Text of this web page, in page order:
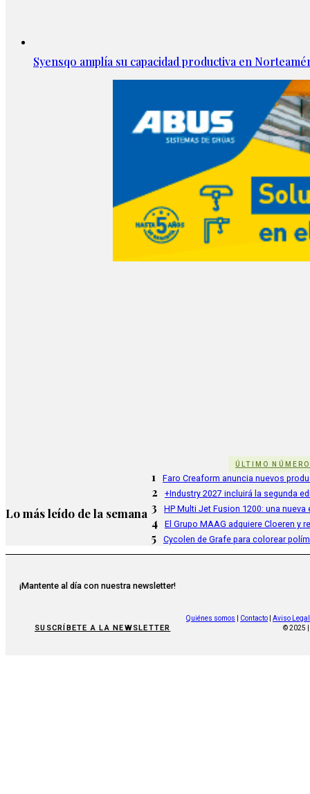
Syensqo amplía su capacidad productiva en
ÚLTIMO NÚMERO
Lo más leído de la semana
1 Faro Creaform anuncia nuevos
2 +Industry 2027 incluirá la segunda
3 HP Multi Jet Fusion 1200: una
4 El Grupo MAAG adquiere Cloeren
5 Cycolen de Grafe para colorear
¡Mantente al día con nuestra newsletter!
SUSCRÍBETE A LA NEWSLETTER
Quiénes somos Contacto
Aviso Legal
© 2025